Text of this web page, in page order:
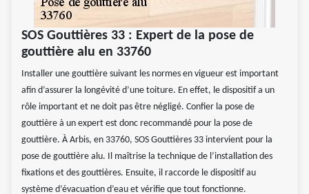
SOS Gouttières 33 : Expert de la pose de
gouttière alu en 33760
Installer une gouttière suivant les normes en vigueur est important
afin d’assurer la longévité d’une toiture. En effet, le dispositif a un
rôle important et ne doit pas être négligé. Confier la pose de
gouttière à un expert est donc recommandé pour la pose de
gouttière. À Arbis, en 33760, SOS Gouttières 33 intervient pour la
pose de gouttière alu. Il maîtrise la technique de l’installation des
fixations et des gouttières. Ensuite, il raccorde le dispositif au
système d’évacuation d’eau et vérifie que tout fonctionne.